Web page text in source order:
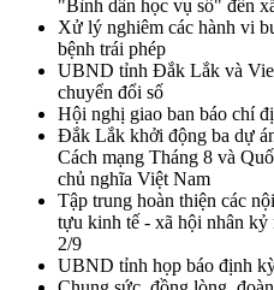
"Bình dân học vụ số" đến
Xử lý nghiêm các hành vi
bệnh trái phép
UBND tỉnh Đắk Lắk và
chuyển đổi số
Hội nghị giao ban báo chí
Đắk Lắk khởi động ba dự
Cách mạng Tháng 8 và
chủ nghĩa Việt Nam
Tập trung hoàn thiện các
tựu kinh tế - xã hội nhân kỷ
2/9
UBND tỉnh họp báo định